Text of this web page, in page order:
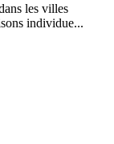
les villes
individue...